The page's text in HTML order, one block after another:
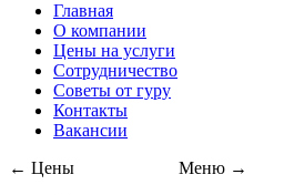
Главная
О компании
Цены на услуги
Сотрудничество
Советы от гуру
Контакты
Вакансии
← Цены
Меню →